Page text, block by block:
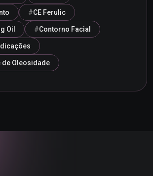
CE Ferulic
Oil Contorno Facial
de Oleosidade